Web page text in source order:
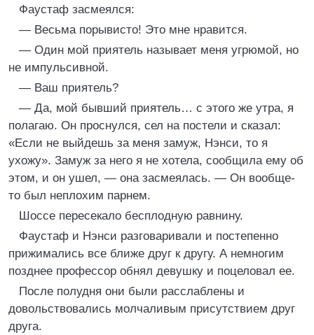
Фаустаф засмеялся:
— Весьма порывисто! Это мне нравится.
— Один мой приятель называет меня угрюмой, но
не импульсивной.
— Ваш приятель?
— Да, мой бывший приятель… с этого же утра, я
полагаю. Он проснулся, сел на постели и сказал:
«Если не выйдешь за меня замуж, Нэнси, то я
ухожу». Замуж за него я не хотела, сообщила ему об
этом, и он ушел, — она засмеялась. — Он вообще-
то был неплохим парнем.
Шоссе пересекало бесплодную равнину.
Фаустаф и Нэнси разговаривали и постепенно
прижимались все ближе друг к другу. А немногим
позднее профессор обнял девушку и поцеловал ее.
После полудня они были расслаблены и
довольствовались молчаливым присутствием друг
друга.